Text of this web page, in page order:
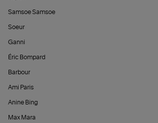
Samsoe Samsoe
Soeur
Ganni
Éric Bompard
Barbour
Ami Paris
Anine Bing
Max Mara